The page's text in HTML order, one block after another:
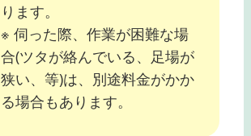
ります。
※ 伺った際、作業が困難な場
合(ツタが絡んでいる、足場が
狭い、等)は、別途料金がかか
る場合もあります。